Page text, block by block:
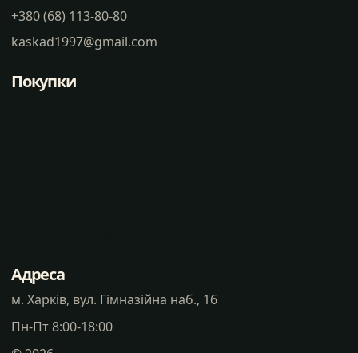
+380 (68) 113-80-80
kaskad1997@gmail.com
Покупки
Адреса
м. Харків, вул. Гімназійна наб., 16
Пн-Пт 8:00-18:00